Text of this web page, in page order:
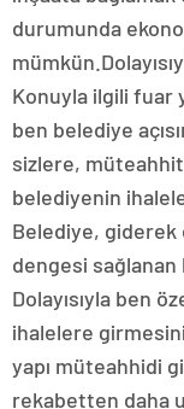
durumunda
Konuyla ilgili fuar
ben belediye
sizlere,
belediyenin
Belediye, giderek
dengesi sağlanan
Dolayısıyla ben
ihalelere
yapı müteahhidi
rekabetten daha